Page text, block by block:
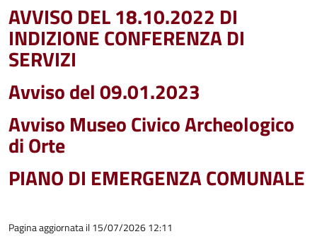
AVVISO DEL 18.10.2022 DI
INDIZIONE CONFERENZA DI
SERVIZI
Avviso del 09.01.2023
Avviso Museo Civico Archeologico
di Orte
PIANO DI EMERGENZA COMUNALE
Pagina aggiornata il 15/07/2026 12:11